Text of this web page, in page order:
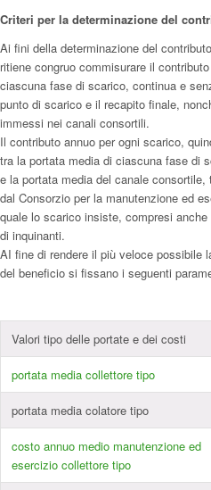
Criteri per la determinazione del
Ai fini della determinazione del
ritiene congruo commisurare il
ciascuna fase di scarico, continua e
punto di scarico e il recapito finale,
immessi nei canali consortili.
Il contributo annuo per ogni scarico,
tra la portata media di ciascuna fase di
e la portata media del canale
dal Consorzio per la manutenzione ed
quale lo scarico insiste, compresi
di inquinanti.
AI fine di rendere il più veloce possibile
del beneficio si fissano i seguenti
Valori tipo delle portate e dei costi
portata media collettore tipo
portata media colatore tipo
costo annuo medio manutenzione ed
esercizio collettore tipo